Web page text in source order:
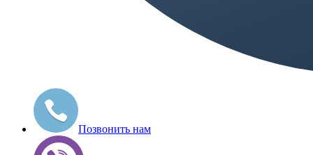
Позвонить нам